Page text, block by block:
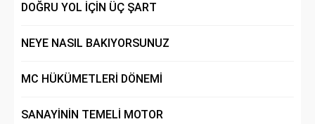
DOĞRU YOL İÇİN ÜÇ ŞART
NEYE NASIL BAKIYORSUNUZ
MC HÜKÜMETLERİ DÖNEMİ
SANAYİNİN TEMELİ MOTOR